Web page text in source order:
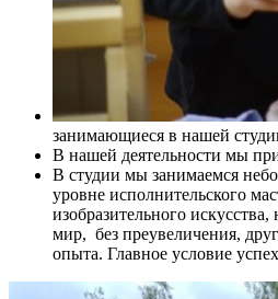
занимающиеся в нашей
В нашей деятельности мы
В студии мы занимаемся
уровне исполнительского
изобразительного
мир, без преувеличения,
опыта. Главное условие